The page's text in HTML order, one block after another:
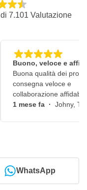
di 7.101 Valutazione
Buono, veloce e
Buona qualità dei
consegna veloce e
collaborazione
1 mese fa · Johny,
WhatsApp